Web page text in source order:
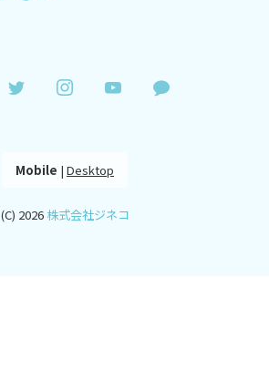
Mobile | Desktop
(C) 2026 株式会社ジネコ